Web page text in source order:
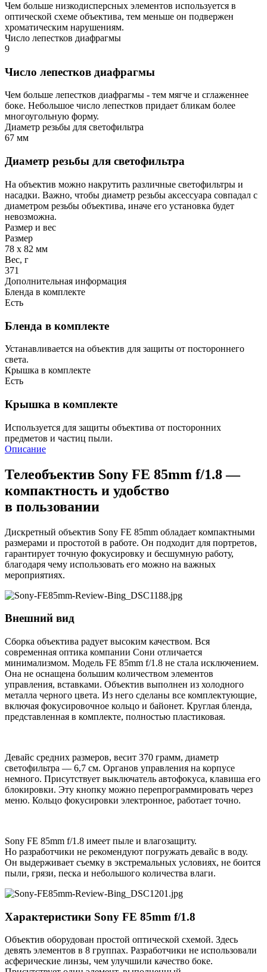
Чем больше низкодисперсных элементов используется в
оптической схеме объектива, тем меньше он подвержен
хроматическим нарушениям.
Число лепестков диафрагмы
9
Число лепестков диафрагмы
Чем больше лепестков диафрагмы - тем мягче и сглаженнее
боке. Небольшое число лепестков придает бликам более
многоугольную форму.
Диаметр резьбы для светофильтра
67 мм
Диаметр резьбы для светофильтра
На объектив можно накрутить различные светофильтры и
насадки. Важно, чтобы диаметр резьбы аксессуара совпадал с
диаметром резьбы объектива, иначе его установка будет
невозможна.
Размер и вес
Размер
78 x 82 мм
Вес, г
371
Дополнительная информация
Бленда в комплекте
Есть
Бленда в комплекте
Устанавливается на объектив для защиты от постороннего
света.
Крышка в комплекте
Есть
Крышка в комплекте
Используется для защиты объектива от посторонних
предметов и частиц пыли.
Описание
Телеобъектив Sony FE 85mm f/1.8 —
компактность и удобство
в пользовании
Дискретный объектив Sony FE 85mm обладает компактными
размерами и простотой в работе. Он подходит для портретов,
гарантирует точную фокусировку и бесшумную работу,
благодаря чему использовать его можно на важных
мероприятиях.
Внешний вид
Сборка объектива радует высоким качеством. Вся
современная оптика компании Сони отличается
минимализмом. Модель FE 85mm f/1.8 не стала исключением.
Она не оснащена большим количеством элементов
управления, вставками. Объектив выполнен из холодного
металла черного цвета. Из него сделаны все комплектующие,
включая фокусировочное кольцо и байонет. Круглая бленда,
представленная в комплекте, полностью пластиковая.
Девайс средних размеров, весит 370 грамм, диаметр
светофильтра — 6,7 см. Органов управления на корпусе
немного. Присутствует выключатель автофокуса, клавиша его
блокировки. Эту кнопку можно перепрограммировать через
меню. Кольцо фокусировки электронное, работает точно.
Sony FE 85mm f/1.8 имеет пыле и влагозащиту.
Но разработчики не рекомендуют погружать девайс в воду.
Он выдерживает съемку в экстремальных условиях, не боится
пыли, грязи, песка и небольшого количества влаги.
Характеристики Sony FE 85mm f/1.8
Объектив оборудован простой оптической схемой. Здесь
девять элементов в 8 группах. Разработчики не использовали
асферические линзы, чем улучшили качество боке.